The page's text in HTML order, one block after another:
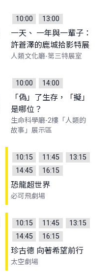
10:00 13:00
一天、 一年與一輩子：
許蒼澤的鹿城拾影特展
人類文化廳-第三特展室
10:00 14:00
「偽」了生存，「擬」
是哪位？
生命科學廳-2樓「人類的
故事」展示區
10:15 11:45
13:15
14:45
16:15
恐龍超世界
必可飛劇場
10:15 11:45
13:15
14:45
16:15
珍古德 向著希望前行
太空劇場